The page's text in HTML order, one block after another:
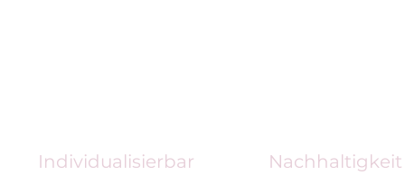
Individualisierbar Nachhaltigkeit